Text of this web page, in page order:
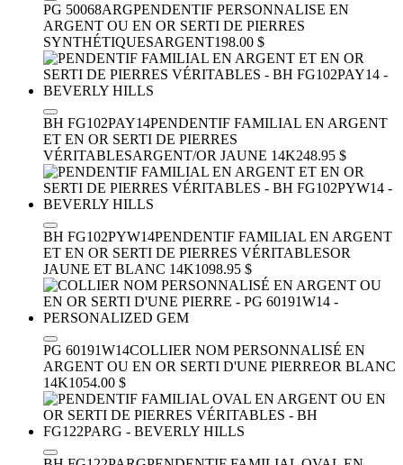
PG 50068ARGPENDENTIF PERSONNALISE EN
ARGENT OU EN OR SERTI DE PIERRES
SYNTHÉTIQUESARGENT198.00 $
BH FG102PAY14PENDENTIF FAMILIAL EN ARGENT
ET EN OR SERTI DE PIERRES
VÉRITABLESARGENT/OR JAUNE 14K248.95 $
BH FG102PYW14PENDENTIF FAMILIAL EN ARGENT
ET EN OR SERTI DE PIERRES VÉRITABLESOR
JAUNE ET BLANC 14K1098.95 $
PG 60191W14COLLIER NOM PERSONNALISÉ EN
ARGENT OU EN OR SERTI D'UNE PIERREOR BLANC
14K1054.00 $